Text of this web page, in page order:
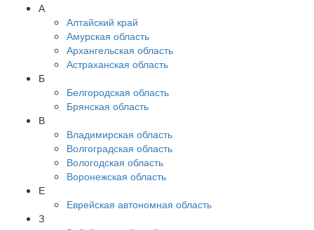
А
Алтайский край
Амурская область
Архангельская область
Астраханская область
Б
Белгородская область
Брянская область
В
Владимирская область
Волгоградская область
Вологодская область
Воронежская область
Е
Еврейская автономная область
З